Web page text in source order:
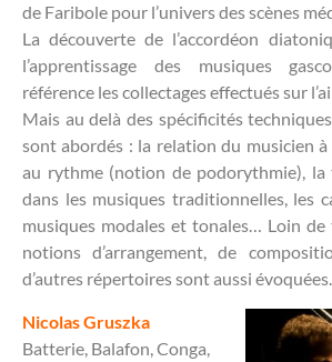
de Faribole pour l’univers des scènes
La découverte de l’accordéon
l’apprentissage des musiques
référence les collectages effectués sur
Mais au delà des spécificités
sont abordés : la relation du musicien à
au rythme (notion de podorythmie), la
dans les musiques traditionnelles, les
musiques modales et tonales… Loin de
notions d’arrangement, de
d’autres répertoires sont aussi
Nicolas Gruszka
Batterie, Balafon, Conga,